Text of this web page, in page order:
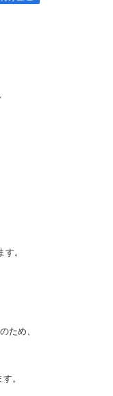
。
ため、
。